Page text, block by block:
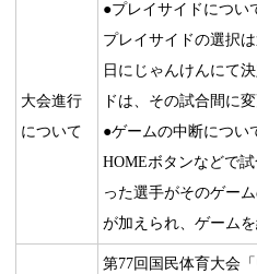
大会進行
について
●プレイサイドについ
プレイサイドの選択
日にじゃんけんにて
ドは、その試合間に
●ゲームの中断につい
HOMEボタンなどで
った選手がそのゲー
が加えられ、ゲームを
第77回国民体育大会